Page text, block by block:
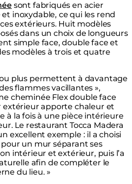
sont fabriqués en acier
inoxydable, ce qui les rend
extérieurs. Huit modèles
dans un choix de longueurs
simple face, double face et
modèles à trois et quatre
plus permettent à davantage
flammes vacillantes »,
cheminée Flex double face
extérieur apporte chaleur et
à la fois à une pièce intérieure
Le restaurant Tocca Madera
excellent exemple : il a choisi
un mur séparant ses
intérieur et extérieur, puis l’a
afin de compléter le
du lieu. »